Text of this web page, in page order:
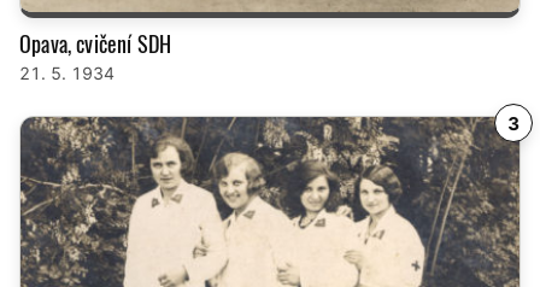
Opava, cvičení SDH
21. 5. 1934
3